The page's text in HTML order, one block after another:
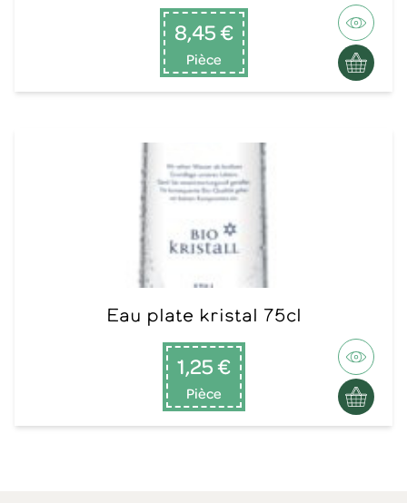
8,45 €
Pièce
Eau plate kristal 75cl
1,25 €
Pièce